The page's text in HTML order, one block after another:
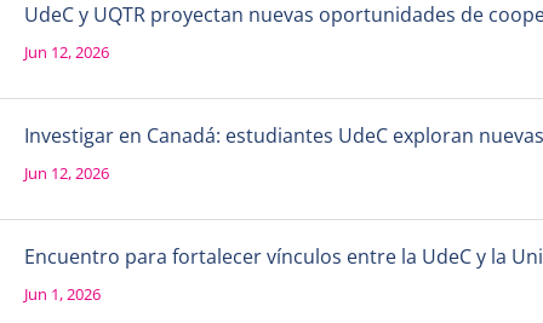
UdeC y UQTR proyectan nuevas oportunidades de
Jun 12, 2026
Investigar en Canadá: estudiantes UdeC exploran
Jun 12, 2026
Encuentro para fortalecer vínculos entre la UdeC y la
Jun 1, 2026